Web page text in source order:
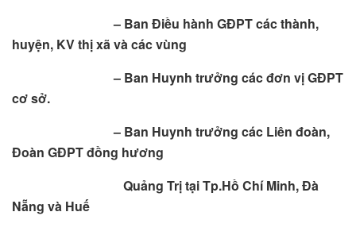
– Ban Điều hành GĐPT các thành,
huyện, KV thị xã và các vùng
– Ban Huynh trưởng các đơn vị GĐPT
cơ sở.
– Ban Huynh trưởng các Liên đoàn,
Đoàn GĐPT đồng hương
Quảng Trị tại Tp.Hồ Chí Minh, Đà
Nẵng và Huế